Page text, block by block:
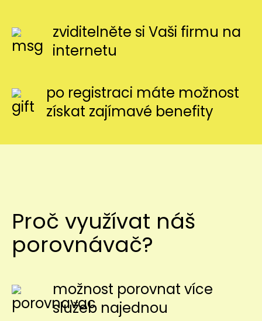
zviditelněte si Vaši firmu na
internetu
po registraci máte možnost
získat zajímavé benefity
Proč využívat náš
porovnávač?
možnost porovnat více
služeb najednou